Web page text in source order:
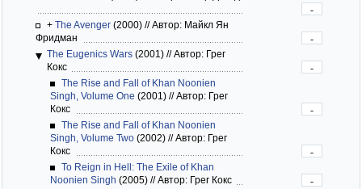
-
+ The Avenger (2000) //Автор: Майкл Ян
Фридман
-
The Eugenics Wars (2001) //Автор: Грег
Кокс
-
The Rise and Fall of Khan Noonien
Singh, Volume One (2001) //Автор: Грег
Кокс
-
The Rise and Fall of Khan Noonien
Singh, Volume Two (2002) //Автор: Грег
Кокс
-
To Reign in Hell: The Exile of Khan
Noonien Singh (2005) //Автор: Грег Кокс
-